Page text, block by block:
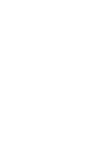
ข้าพเจ้ายอมรั
ข้อมูลส่วนบุคค
ธนาคารจะได้
รวมถึงการดำ
เนื่องกับคำข
ที่ทำขึ้นระหว่